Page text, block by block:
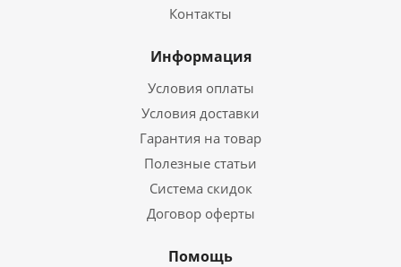
Контакты
Информация
Условия оплаты
Условия доставки
Гарантия на товар
Полезные статьи
Система скидок
Договор оферты
Помощь